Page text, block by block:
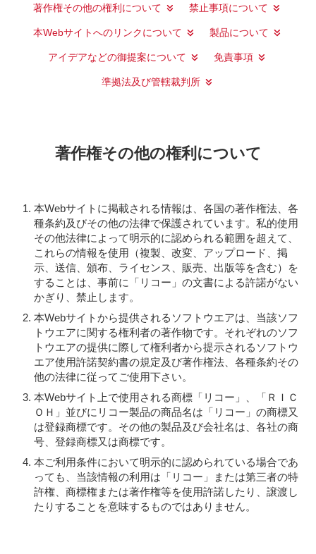
著作権その他の権利について 禁止事項について
本Webサイトへのリンクについて 製品について
アイデアなどの御提案について 免責事項
準拠法及び管轄裁判所
著作権その他の権利について
本Webサイトに掲載される情報は、各国の著作権法、各
種条約及びその他の法律で保護されています。私的使用
その他法律によって明示的に認められる範囲を超えて、
これらの情報を使用（複製、改変、アップロード、掲
示、送信、頒布、ライセンス、販売、出版等を含む）を
することは、事前に「リコー」の文書による許諾がない
かぎり、禁止します。
本Webサイトから提供されるソフトウエアは、当該ソフ
トウエアに関する権利者の著作物です。それぞれのソフ
トウエアの提供に際して権利者から提示されるソフトウ
エア使用許諾契約書の規定及び著作権法、各種条約その
他の法律に従ってご使用下さい。
本Webサイト上で使用される商標「リコー」、「ＲＩＣ
ＯＨ」並びにリコー製品の商品名は「リコー」の商標又
は登録商標です。その他の製品及び会社名は、各社の商
号、登録商標又は商標です。
本ご利用条件において明示的に認められている場合であ
っても、当該情報の利用は「リコー」または第三者の特
許権、商標権または著作権等を使用許諾したり、譲渡し
たりすることを意味するものではありません。